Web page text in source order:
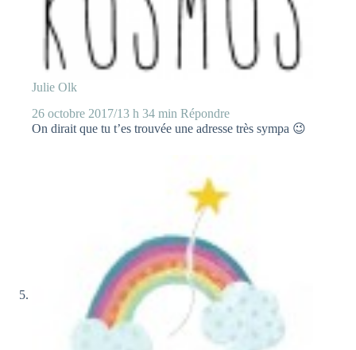
Julie Olk
26 octobre 2017/13 h 34 min Répondre
On dirait que tu t’es trouvée une adresse très sympa 😉